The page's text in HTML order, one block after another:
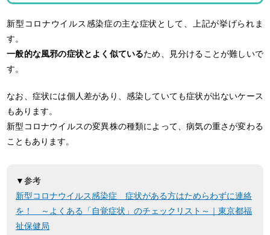
新型コロナウイルス感染症の主な症状として、上記が挙げられま
す。
一般的な風邪の症状とよく似ているため、見分けることが難しいで
す。
なお、症状には個人差があり、感染していても症状が出ないケース
もあります。
新型コロナウイルスの変異株の種類によって、病気の重さが変わる
こともあります。
▼参考
新型コロナウイルス感染症 症状がある方はためらわずに連絡
を！ ～よくある「自覚症状」のチェックリスト～｜東京都福
祉保健局